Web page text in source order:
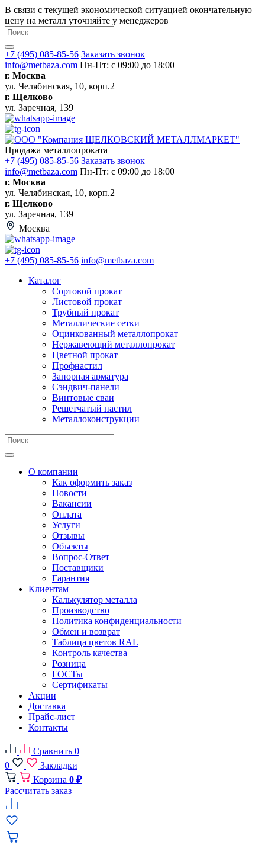
В связи с текущей экономической ситуацией окончательную
цену на металл уточняйте у менеджеров
+7 (495) 085-85-56 Заказать звонок
info@metbaza.com Пн-Пт: с 09:00 до 18:00
г. Москва
ул. Челябинская, 10, корп.2
г. Щелково
ул. Заречная, 139
Продажа металлопроката
+7 (495) 085-85-56 Заказать звонок
info@metbaza.com Пн-Пт: с 09:00 до 18:00
г. Москва
ул. Челябинская, 10, корп.2
г. Щелково
ул. Заречная, 139
Москва
+7 (495) 085-85-56 info@metbaza.com
Каталог
Сортовой прокат
Листовой прокат
Трубный прокат
Металлические сетки
Оцинкованный металлопрокат
Нержавеющий металлопрокат
Цветной прокат
Профнастил
Запорная арматура
Сэндвич-панели
Винтовые сваи
Решетчатый настил
Металлоконструкции
О компании
Как оформить заказ
Новости
Вакансии
Оплата
Услуги
Отзывы
Объекты
Вопрос-Ответ
Поставщики
Гарантия
Клиентам
Калькулятор металла
Производство
Политика конфиденциальности
Обмен и возврат
Таблица цветов RAL
Контроль качества
Розница
ГОСТы
Сертификаты
Акции
Доставка
Прайс-лист
Контакты
Сравнить 0
0
Закладки
Корзина 0 ₽
Рассчитать заказ